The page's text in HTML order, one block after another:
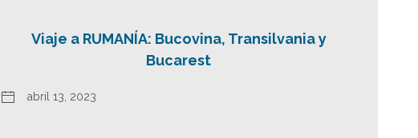
Viaje a RUMANÍA: Bucovina, Transilvania y
Bucarest
abril 13, 2023